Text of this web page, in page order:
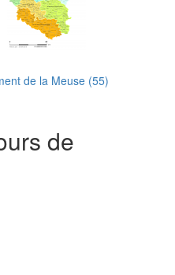
de la Meuse (55)
de